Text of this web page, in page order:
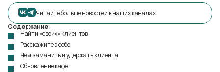
Читайте больше новостей в наших каналах
Содержание:
Найти «своих» клиентов
Расскажите о себе
Чем заманить и удержать клиента
Обновление кафе